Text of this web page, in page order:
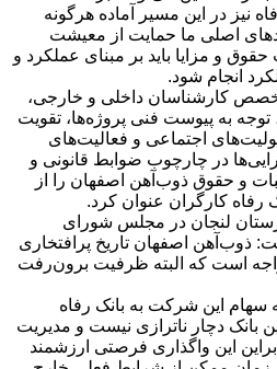
نیز در این مسیر آماده هرگونه
اصلی ما حمایت از معیشت
و مزایا باید بر مبنای عملکرد و
انجام شود.
تخصص کارشناسان داخلی و خارجی،
توجه به پیوست فنی پروژه‌ها، تقویت
اجتماعی و فعالیت‌های
در چارچوب ضوابط قانونی و
و حقوق ذوب‌آهن اصفهان را از
رفاه کارگران عنوان کرد.
لنجان در مجلس شورای
ذوب‌آهن اصفهان تاریخ پرافتخاری
است که البته ظرفیت برون‌رفت
سهام این شرکت به بانک رفاه
بانک دچار ناترازی نیست و مدیریت
این واگذاری فرصتی ارزشمند